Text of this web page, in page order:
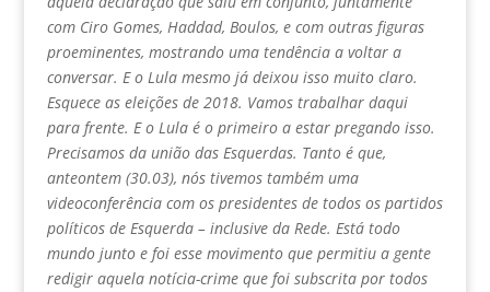
com Ciro Gomes, Haddad, Boulos, e com outras figuras
proeminentes, mostrando uma tendência a voltar a
conversar. E o Lula mesmo já deixou isso muito claro.
Esquece as eleições de 2018. Vamos trabalhar daqui
para frente. E o Lula é o primeiro a estar pregando isso.
Precisamos da união das Esquerdas. Tanto é que,
anteontem (30.03), nós tivemos também uma
videoconferência com os presidentes de todos os partidos
políticos de Esquerda – inclusive da Rede. Está todo
mundo junto e foi esse movimento que permitiu a gente
redigir aquela notícia-crime que foi subscrita por todos